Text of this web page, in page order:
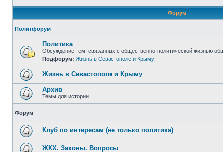
Форум
Политфорум
Политика
Обсуждение тем, связанных с общественно-политической жизнью
Подфорум: Жизнь в Севастополе и Крыму
Жизнь в Севастополе и Крыму
Архив
Темы для истории
Форум
Клуб по интересам (не только политика)
ЖКХ. Законы. Вопросы